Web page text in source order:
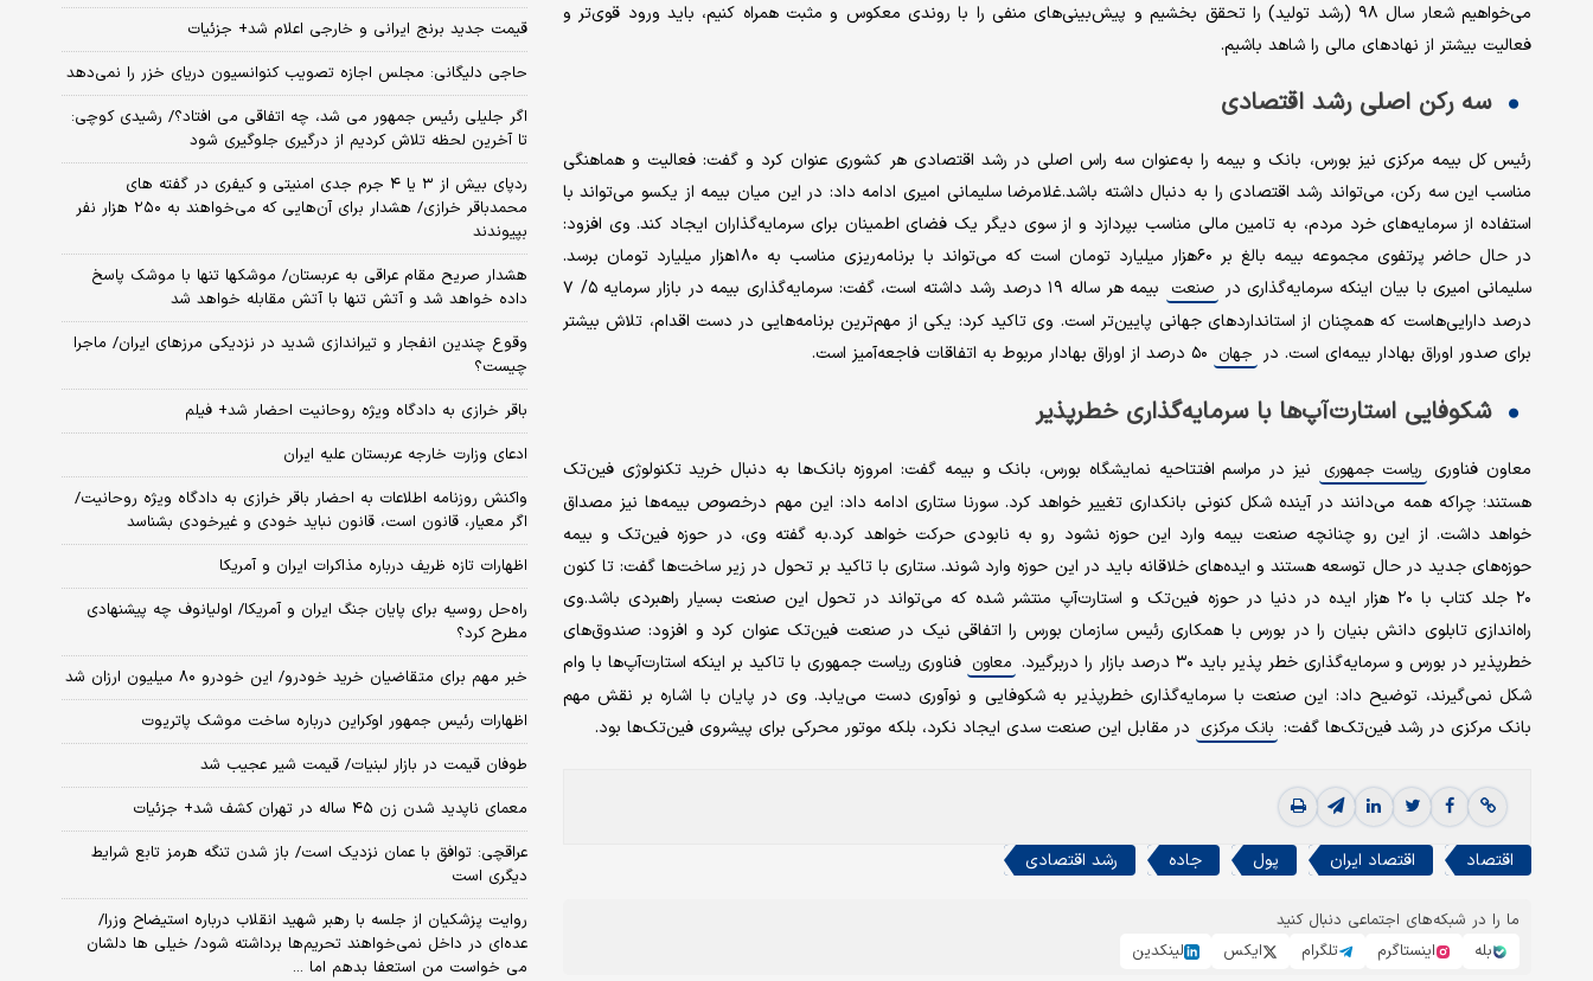
می‌خواهیم شعار سال ۹۸ (رشد تولید) را تحقق بخشیم و پیش‌بینی‌های منفی را با روندی معکوس و مثبت همراه کنیم، باید ورود قوی‌تر و
فعالیت بیشتر از نهادهای مالی را شاهد باشیم.
سه رکن اصلی رشد اقتصادی
رئیس کل بیمه مرکزی نیز بورس، بانک و بیمه را به‌عنوان سه راس اصلی در رشد اقتصادی هر کشوری عنوان کرد و گفت: فعالیت و هماهنگی
مناسب این سه رکن، می‌تواند رشد اقتصادی را به دنبال داشته باشد.غلامرضا سلیمانی امیری ادامه داد: در این میان بیمه از یکسو می‌تواند با
استفاده از سرمایه‌های خرد مردم، به تامین مالی مناسب بپردازد و از سوی دیگر یک فضای اطمینان برای سرمایه‌گذاران ایجاد کند. وی افزود:
در حال حاضر پرتفوی مجموعه بیمه بالغ بر ۶۰هزار میلیارد تومان است که می‌تواند با برنامه‌ریزی مناسب به ۱۸۰هزار میلیارد تومان برسد.
سلیمانی امیری با بیان اینکه سرمایه‌گذاری در صنعت
بیمه هر ساله ۱۹ درصد رشد داشته است، گفت: سرمایه‌گذاری بیمه در بازار سرمایه ۵/ ۷
درصد دارایی‌هاست که همچنان از استانداردهای جهانی پایین‌تر است. وی تاکید کرد: یکی از مهم‌ترین برنامه‌هایی در دست اقدام، تلاش بیشتر
برای صدور اوراق بهادار بیمه‌ای است. در جهان
شکوفایی استارت‌آپ‌ها با سرمایه‌گذاری خطرپذیر
معاون فناوری ریاست جمهوری
نیز در مراسم افتتاحیه نمایشگاه بورس، بانک و بیمه گفت: امروزه بانک‌ها به دنبال خرید تکنولوژی فین‌تک
هستند؛ چرا‌که همه می‌دانند در آینده شکل کنونی بانکداری تغییر خواهد کرد. سورنا ستاری ادامه داد: این مهم درخصوص بیمه‌ها نیز مصداق
خواهد داشت. از این رو چنانچه صنعت بیمه وارد این حوزه نشود رو به نابودی حرکت خواهد کرد.به گفته وی، در حوزه فین‌تک و بیمه
حوزه‌های جدید در حال توسعه هستند و ایده‌های خلاقانه باید در این حوزه وارد شوند. ستاری با تاکید بر تحول در زیر ساخت‌ها گفت: تا کنون
۲۰ جلد کتاب با ۲۰ هزار ایده در دنیا در حوزه فین‌تک و استارت‌آپ منتشر شده که می‌تواند در تحول این صنعت بسیار راهبردی باشد.وی
راه‌اندازی تابلوی دانش بنیان را در بورس با همکاری رئیس سازمان بورس را اتفاقی نیک در صنعت فین‌تک عنوان کرد و افزود: صندوق‌های
خطر‌پذیر در بورس و سرمایه‌گذاری خطر پذیر باید ۳۰ درصد بازار را دربرگیرد.
معاون فناوری ریاست جمهوری با تاکید بر اینکه استارت‌آپ‌ها با وام
شکل نمی‌گیرند، توضیح داد: این صنعت با سرمایه‌گذاری خطرپذیر به شکوفایی و نوآوری دست می‌یابد. وی در پایان با اشاره بر نقش مهم
بانک مرکزی در رشد فین‌تک‌‌ها گفت: بانک مرکزی در مقابل این صنعت سدی ایجاد نکرد، بلکه موتور محرکی برای پیشروی فین‌تک‌ها بود.
اقتصاد اقتصاد ایران پول جاده رشد اقتصادی
ما را در شبکه‌های اجتماعی دنبال کنید
بله
اینستاگرم تلگرام ایکس لینکدین
قیمت جدید برنج ایرانی و خارجی اعلام شد+ جزئیات
حاجی دلیگانی: مجلس اجازه تصویب کنوانسیون دریای خزر را نمی‌دهد
اگر جلیلی رئیس جمهور می شد، چه اتفاقی می افتاد؟/ رشیدی کوچی:
تا آخرین لحظه تلاش کردیم از درگیری جلوگیری شود
ردپای بیش از ۳ یا ۴ جرم جدی امنیتی و کیفری در گفته های
محمدباقر خرازی/ هشدار برای آن‌هایی که می‌خواهند به ۲۵۰ هزار نفر
بپیوندند
هشدار صریح مقام عراقی به عربستان/ موشکها تنها با موشک پاسخ
داده خواهد شد و آتش تنها با آتش مقابله خواهد شد
وقوع چندین انفجار و تیراندازی شدید در نزدیکی مرز‌های ایران/ ماجرا
چیست؟
باقر خرازی به دادگاه ویژه روحانیت احضار شد+ فیلم
ادعای وزارت خارجه عربستان علیه ایران
واکنش روزنامه اطلاعات به احضار باقر خرازی به دادگاه ویژه روحانیت/
اگر معیار، قانون است، قانون نباید خودی و غیرخودی بشناسد
اظهارات تازه ظریف درباره مذاکرات ایران و آمریکا
راه‌حل روسیه برای پایان جنگ ایران و آمریکا/ اولیانوف چه پیشنهادی
مطرح کرد؟
خبر مهم برای متقاضیان خرید خودرو/ این خودرو ۸۰ میلیون ارزان شد
اظهارات رئیس جمهور اوکراین درباره ساخت موشک پاتریوت
طوفان قیمت در بازار لبنیات/ قیمت شیر عجیب شد
معمای ناپدید شدن زن ۴۵ ساله در تهران کشف شد+ جزئیات
عراقچی: توافق با عمان نزدیک است/ باز شدن تنگه هرمز تابع شرایط
دیگری است
روایت پزشکیان از جلسه با رهبر شهید انقلاب درباره استیضاح وزرا/
عده‌ای در داخل نمی‌خواهند تحریم‌ها برداشته شود/ خیلی ها دلشان
می خواست من استعفا بدهم اما ...